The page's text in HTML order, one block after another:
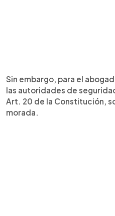
Sin embargo, para el
las autoridades de
Art. 20 de la Constitución,
morada.